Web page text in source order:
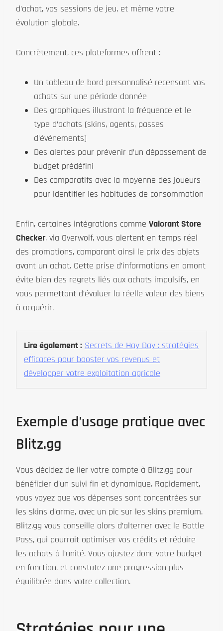
d’achat, vos sessions de jeu, et même votre
évolution globale.
Concrètement, ces plateformes offrent :
Un tableau de bord personnalisé recensant vos
achats sur une période donnée
Des graphiques illustrant la fréquence et le
type d’achats (skins, agents, passes
d’événements)
Des alertes pour prévenir d’un dépassement de
budget prédéfini
Des comparatifs avec la moyenne des joueurs
pour identifier les habitudes de consommation
Enfin, certaines intégrations comme Valorant Store
Checker, via Overwolf, vous alertent en temps réel
des promotions, comparant ainsi le prix des objets
avant un achat. Cette prise d’informations en amont
évite bien des regrets liés aux achats impulsifs, en
vous permettant d’évaluer la réelle valeur des biens
à acquérir.
Lire également : Secrets de Hay Day : stratégies
efficaces pour booster vos revenus et
développer votre exploitation agricole
Exemple d’usage pratique avec
Blitz.gg
Vous décidez de lier votre compte à Blitz.gg pour
bénéficier d’un suivi fin et dynamique. Rapidement,
vous voyez que vos dépenses sont concentrées sur
les skins d’arme, avec un pic sur les skins premium.
Blitz.gg vous conseille alors d’alterner avec le Battle
Pass, qui pourrait optimiser vos crédits et réduire
les achats à l’unité. Vous ajustez donc votre budget
en fonction, et constatez une progression plus
équilibrée dans votre collection.